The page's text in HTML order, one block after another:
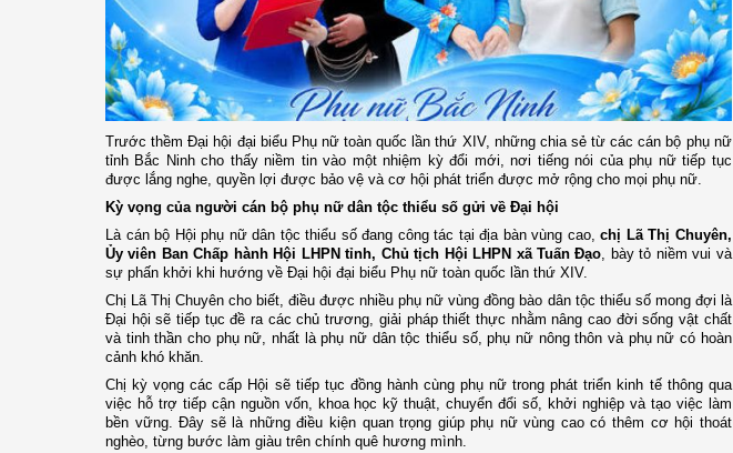
Trước thềm Đại hội đại biểu Phụ nữ toàn quốc lần thứ XIV, những chia sẻ từ các cán bộ phụ nữ
tỉnh Bắc Ninh cho thấy niềm tin vào một nhiệm kỳ đổi mới, nơi tiếng nói của phụ nữ tiếp tục
được lắng nghe, quyền lợi được bảo vệ và cơ hội phát triển được mở rộng cho mọi phụ nữ.
Kỳ vọng của người cán bộ phụ nữ dân tộc thiểu số gửi về Đại hội
Là cán bộ Hội phụ nữ dân tộc thiểu số đang công tác tại địa bàn vùng cao,chị Lã Thị Chuyên,
Ủy viên Ban Chấp hành Hội LHPN tỉnh, Chủ tịch Hội LHPN xã Tuấn Đạo, bày tỏ niềm vui và
sự phấn khởi khi hướng về Đại hội đại biểu Phụ nữ toàn quốc lần thứ XIV.
Chị Lã Thị Chuyên cho biết, điều được nhiều phụ nữ vùng đồng bào dân tộc thiểu số mong đợi là
Đại hội sẽ tiếp tục đề ra các chủ trương, giải pháp thiết thực nhằm nâng cao đời sống vật chất
và tinh thần cho phụ nữ, nhất là phụ nữ dân tộc thiểu số, phụ nữ nông thôn và phụ nữ có hoàn
cảnh khó khăn.
Chị kỳ vọng các cấp Hội sẽ tiếp tục đồng hành cùng phụ nữ trong phát triển kinh tế thông qua
việc hỗ trợ tiếp cận nguồn vốn, khoa học kỹ thuật, chuyển đổi số, khởi nghiệp và tạo việc làm
bền vững. Đây sẽ là những điều kiện quan trọng giúp phụ nữ vùng cao có thêm cơ hội thoát
nghèo, từng bước làm giàu trên chính quê hương mình.